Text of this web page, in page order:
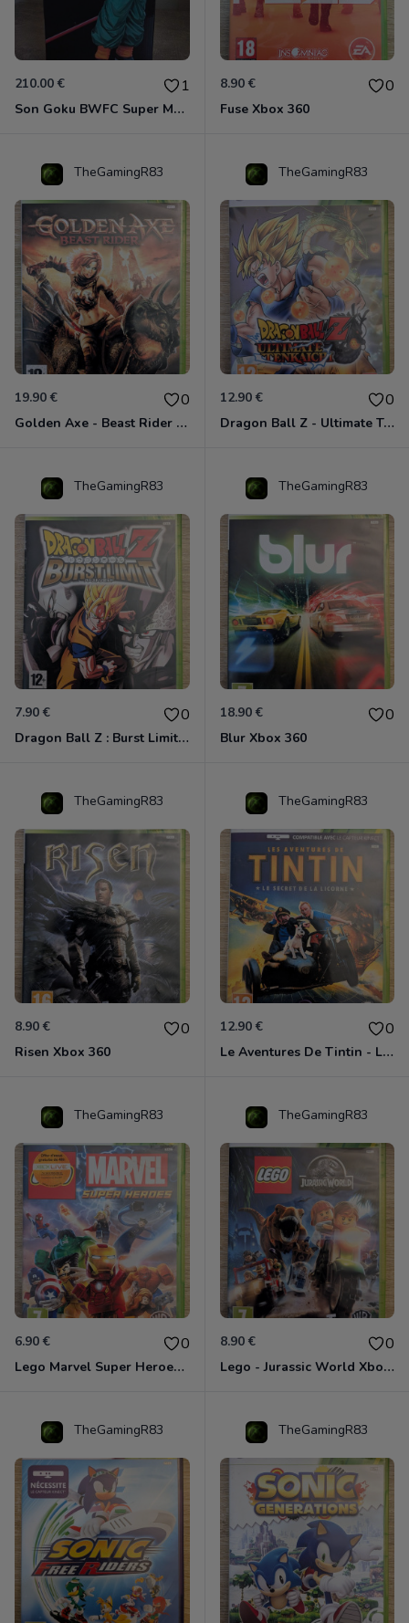
210.00 € 1
Son Goku BWFC Super Master Stars
8.90 € 0
Fuse Xbox 360
TheGamingR83
19.90 € 0
Golden Axe - Beast Rider Xbox 360
TheGamingR83
12.90 € 0
Dragon Ball Z - Ultimate Tenkaichi Xbox 360
TheGamingR83
7.90 € 0
Dragon Ball Z : Burst Limit Xbox 360
TheGamingR83
18.90 € 0
Blur Xbox 360
TheGamingR83
8.90 € 0
Risen Xbox 360
TheGamingR83
12.90 € 0
Le Aventures De Tintin - Le Secret De La Licorne Xbox 360
TheGamingR83
6.90 € 0
Lego Marvel Super Heroes Xbox 360
TheGamingR83
8.90 € 0
Lego - Jurassic World Xbox 360
TheGamingR83 TheGamingR83